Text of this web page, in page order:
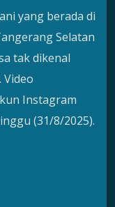
yang berada di
Selatan
tak dikenal
Instagram
(31/8/2025).